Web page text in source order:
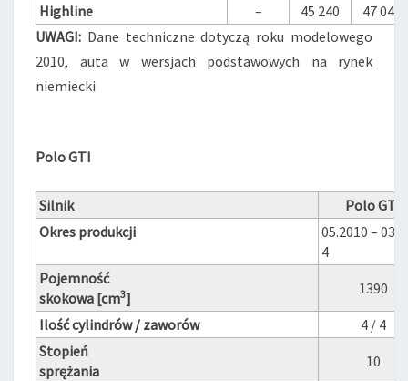
Highline
– 45 240
47 040
UWAGI: Dane techniczne dotyczą roku modelowego
2010, auta w wersjach podstawowych na rynek
niemiecki
Polo GTI
Silnik
Polo GTI
Okres produkcji
05.2010 –
4
Pojemność
skokowa [cm3]
1390
Ilość cylindrów / zaworów
4 / 4
Stopień
sprężania
10